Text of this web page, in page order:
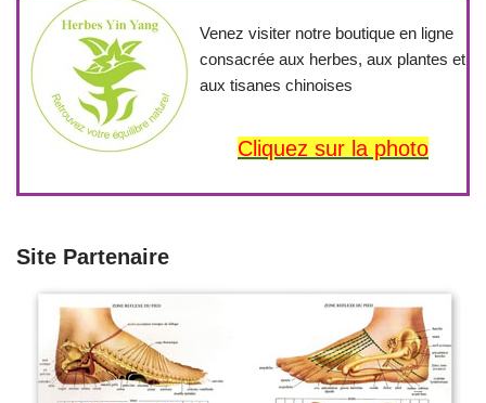
Venez visiter notre boutique en ligne
consacrée aux herbes, aux plantes et
aux tisanes chinoises
Cliquez sur la photo
Site Partenaire